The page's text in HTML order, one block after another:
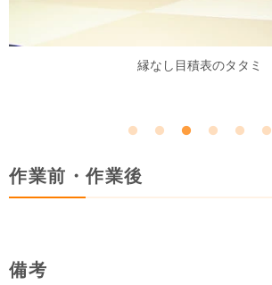
縁なし目積表のタタミ
作業前・作業後
備考